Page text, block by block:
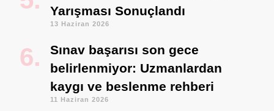
Yarışması Sonuçlandı
13 Haziran 2026
Sınav başarısı son gece
belirlenmiyor: Uzmanlardan
kaygı ve beslenme rehberi
11 Haziran 2026